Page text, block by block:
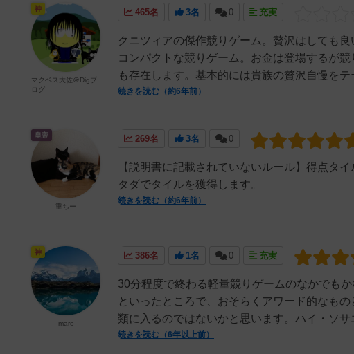
465名 3名 0 充実
クニツィアの傑作競りゲーム。贅沢はしても
コンパクトな競りゲーム。お金は登場するが
も存在します。基本的には貴族の贅沢自慢を
続きを読む（約6年前）
神
マクベス大佐＠Digブ
ログ
269名 3名 0
【説明書に記載されていないルール】得点タ
タダでタイルを獲得します。
続きを読む（約6年前）
皇帝
重ちー
386名 1名 0 充実
30分程度で終わる軽量競りゲームのなかでも
といったところで、おそらくアワード的なも
類に入るのではないかと思います。ハイ・ソ
続きを読む（6年以上前）
神
maro